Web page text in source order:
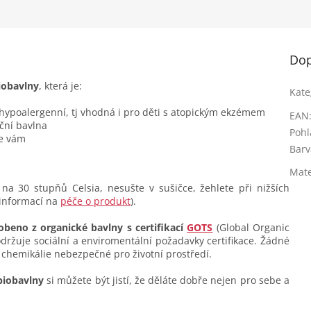
, která je:
tj vhodná i pro děti s atopickým ekzémem
bavlna
vám
30 stupňů Celsia, nesušte v sušičce, žehlete při nižších
na péče o produkt).
z organické bavlny s certifikacíGOTS (Global Organic
sociální a enviromentální požadavky certifikace. Žádné
nebezpečné pro životní prostředí.
si můžete být jistí, že děláte dobře nejen pro sebe a
EAN